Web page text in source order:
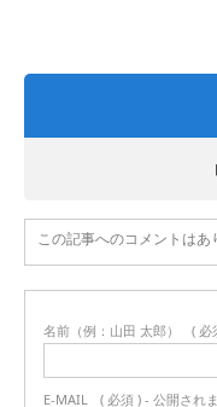
この記事へのコメントはあ
名前（例：山田 太郎） ( 必
E-MAIL ( 必須 ) - 公開され